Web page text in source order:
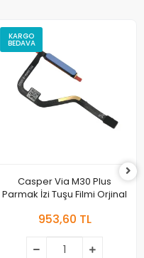
KARGO
BEDAVA
Casper Via M30 Plus
Parmak İzi Tuşu Filmi Orjinal
953,60 TL